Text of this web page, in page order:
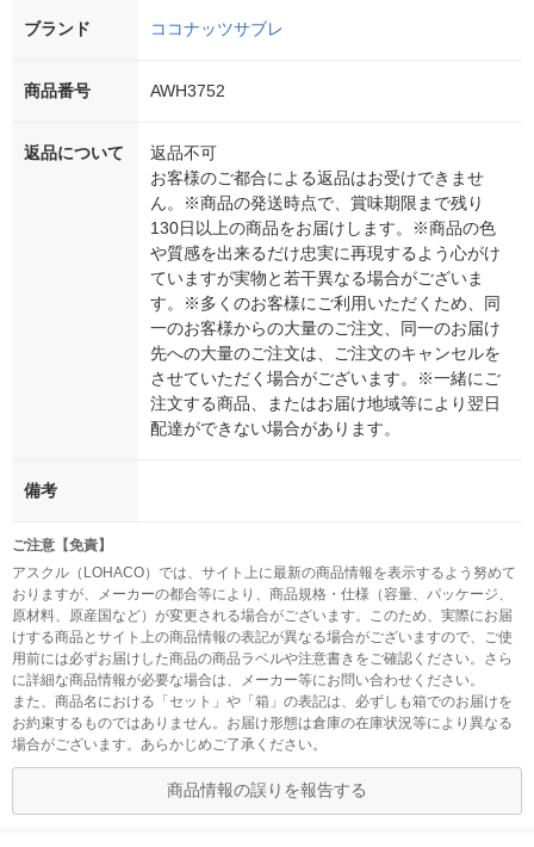
ブランド ココナッツサブレ
商品番号 AWH3752
返品について
返品不可
お客様のご都合による返品はお受けできませ
ん。※商品の発送時点で、賞味期限まで残り
130日以上の商品をお届けします。※商品の色
や質感を出来るだけ忠実に再現するよう心がけ
ていますが実物と若干異なる場合がございま
す。※多くのお客様にご利用いただくため、同
一のお客様からの大量のご注文、同一のお届け
先への大量のご注文は、ご注文のキャンセルを
させていただく場合がございます。※一緒にご
注文する商品、またはお届け地域等により翌日
配達ができない場合があります。
備考
ご注意【免責】
アスクル（LOHACO）では、サイト上に最新の商品情報を表示するよう努めて
おりますが、メーカーの都合等により、商品規格・仕様（容量、パッケージ、
原材料、原産国など）が変更される場合がございます。このため、実際にお届
けする商品とサイト上の商品情報の表記が異なる場合がございますので、ご使
用前には必ずお届けした商品の商品ラベルや注意書きをご確認ください。さら
に詳細な商品情報が必要な場合は、メーカー等にお問い合わせください。
また、商品名における「セット」や「箱」の表記は、必ずしも箱でのお届けを
お約束するものではありません。お届け形態は倉庫の在庫状況等により異なる
場合がございます。あらかじめご了承ください。
商品情報の誤りを報告する